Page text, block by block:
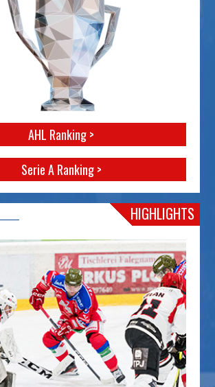
AHL Ranking >
Serie A Ranking >
HIGHLIGHTS